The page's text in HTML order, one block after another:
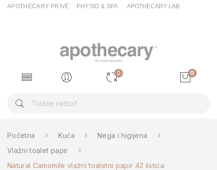
APOTHECARY PRIVÉ PHYSIO & SPA APOTHECARY LAB
0 0
Početna Kuća
Nega i higijena
Vlažni toalet papir
Natural Camomile vlažni toaletni papir 42 listića